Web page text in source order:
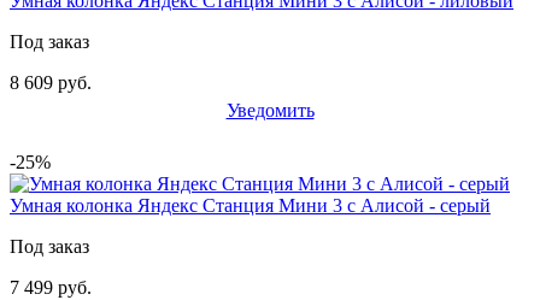
Под заказ
8 609 руб.
Уведомить
-25%
Умная колонка Яндекс Станция Мини 3 с Алисой - серый
Под заказ
7 499 руб.